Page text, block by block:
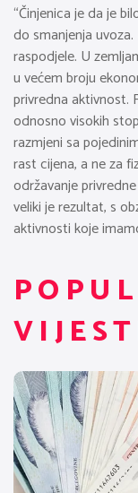
“Činjenica je da je
do smanjenja
raspodjele. U
u većem broju
privredna aktivnost.
odnosno visokih
razmjeni sa
rast cijena, a ne za
održavanje
veliki je rezultat, s
aktivnosti koje